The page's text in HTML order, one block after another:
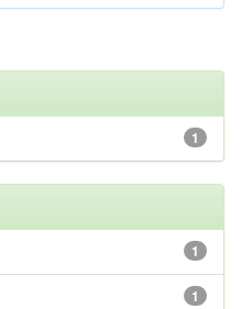
1
1
1